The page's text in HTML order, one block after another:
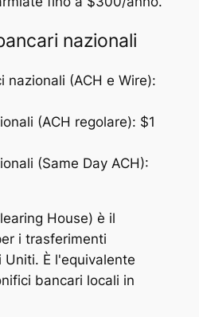
nazionali
nazionali (ACH e Wire):
(ACH regolare): $1
(Same Day ACH):
House) è il
i trasferimenti
È l'equivalente
bancari locali in